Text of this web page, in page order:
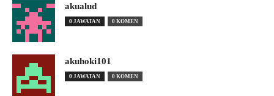
akualud
0 JAWATAN 0 KOMEN
akuhoki101
0 JAWATAN 0 KOMEN